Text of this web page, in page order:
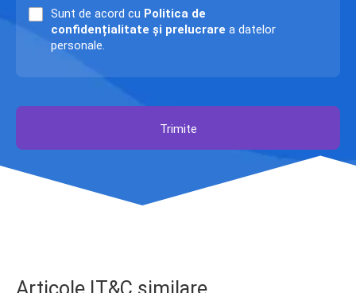
Sunt de acord cu Politica de
confidențialitate și prelucrare a datelor
personale.
Trimite